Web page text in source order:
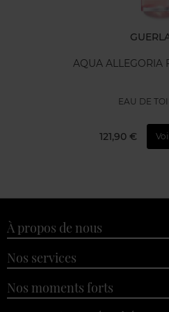
AQUA ALLEGORIA
EAU DE
121,90 €
À propos de nous
Nos services
Nos moments forts